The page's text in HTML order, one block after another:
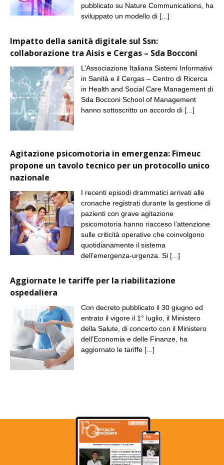
pubblicato su Nature Communications, ha
sviluppato un modello di [...]
Impatto della sanità digitale sul Ssn:
collaborazione tra Aisis e Cergas – Sda Bocconi
L’Associazione Italiana Sistemi Informativi
in Sanità e il Cergas – Centro di Ricerca
in Health and Social Care Management di
Sda Bocconi School of Management
hanno sottoscritto un accordo di [...]
Agitazione psicomotoria in emergenza: Fimeuc
propone un tavolo tecnico per un protocollo unico
nazionale
I recenti episodi drammatici arrivati alle
cronache registrati durante la gestione di
pazienti con grave agitazione
psicomotoria hanno riacceso l’attenzione
sulle criticità operative che coinvolgono
quotidianamente il sistema
dell’emergenza-urgenza. Si [...]
Aggiornate le tariffe per la riabilitazione
ospedaliera
Con decreto pubblicato il 30 giugno ed
entrato il vigore il 1° luglio, il Ministero
della Salute, di concerto con il Ministero
dell’Economia e delle Finanze, ha
aggiornato le tariffe [...]